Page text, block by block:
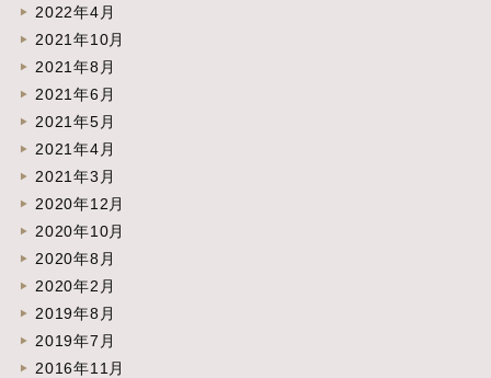
2022年4月
2021年10月
2021年8月
2021年6月
2021年5月
2021年4月
2021年3月
2020年12月
2020年10月
2020年8月
2020年2月
2019年8月
2019年7月
2016年11月